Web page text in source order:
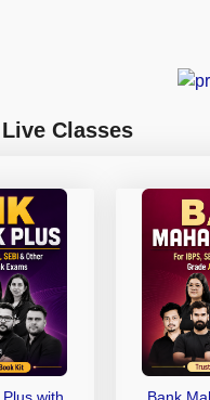
Classes